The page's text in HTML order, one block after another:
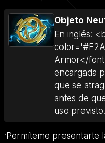
Objeto
En inglés:
Armor</
encargada
que se
antes de
uso previsto.
¡Permíteme presentarte